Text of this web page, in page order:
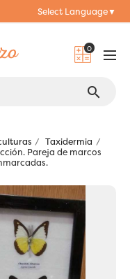
Select Language▼
0
search
Taxidermia
Pareja de marcos